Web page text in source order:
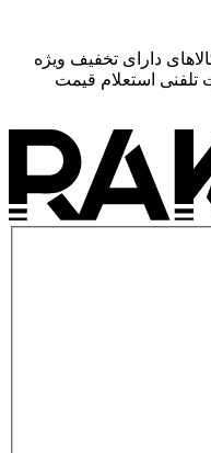
دارای تخفیف ویژه
تلفنی استعلام قیمت